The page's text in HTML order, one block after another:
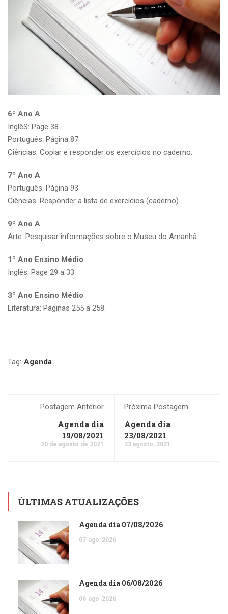
6º Ano A
InglêS: Page 38.
Português: Página 87.
Ciências: Copiar e responder os exercícios no caderno.
7º Ano A
Português: Página 93.
Ciências: Responder a lista de exercícios (caderno).
9º Ano A
Arte: Pesquisar informações sobre o Museu do Amanhã.
1º Ano Ensino Médio
Inglês: Page 29 a 33.
3º Ano Ensino Médio
Literatura: Páginas 255 a 258.
Tag: Agenda
Postagem Anterior
Agenda dia
19/08/2021
20 de agosto de 2021
Próxima Postagem
Agenda dia
23/08/2021
23 agosto, 2021
ÚLTIMAS ATUALIZAÇÕES
Agenda dia 07/08/2026
07 ago 2026
Agenda dia 06/08/2026
06 ago 2026